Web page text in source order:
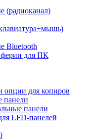
(радиоканал)
Bluetooth
для ПК
опции для копиров
панели
панели
LFD-панелей